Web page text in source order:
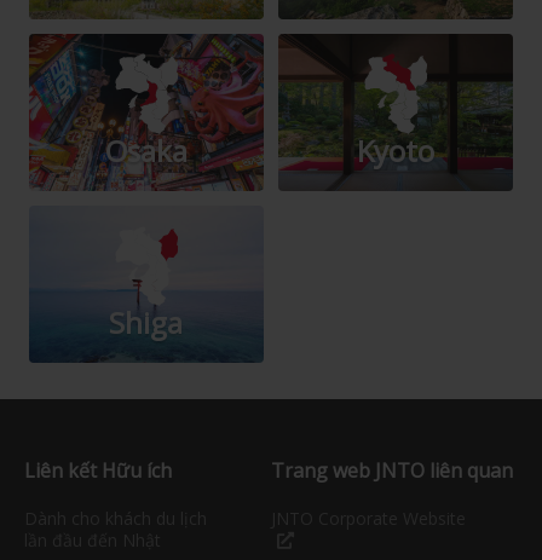
Osaka Kyoto
Shiga
Liên kết Hữu ích Trang web JNTO liên quan